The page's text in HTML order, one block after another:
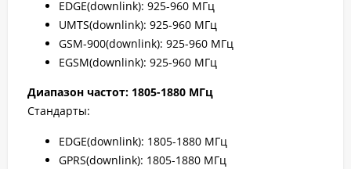
EDGE(downlink): 925-960 МГц
UMTS(downlink): 925-960 МГц
GSM-900(downlink): 925-960 МГц
EGSM(downlink): 925-960 МГц
Диапазон частот: 1805-1880 МГц
Стандарты:
EDGE(downlink): 1805-1880 МГц
GPRS(downlink): 1805-1880 МГц